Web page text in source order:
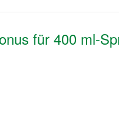
für 400 ml-